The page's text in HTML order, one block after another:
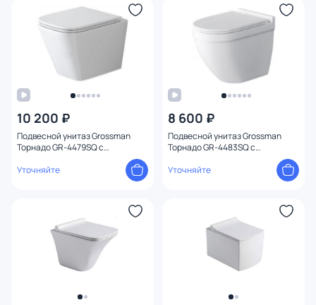
10 200 ₽
Подвесной унитаз Grossman
Торнадо GR-4479SQ с
Уточняйте
8 600 ₽
Подвесной унитаз Grossman
Торнадо GR-4483SQ с
Уточняйте